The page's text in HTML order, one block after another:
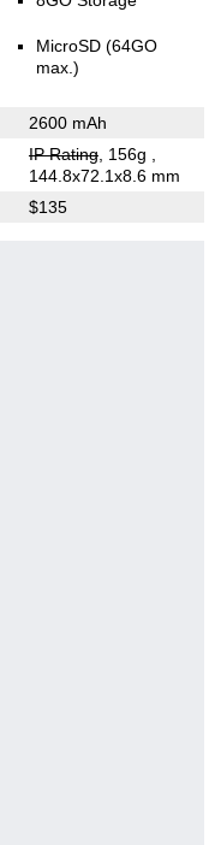
MicroSD (64GO
max.)
2600 mAh
IP Rating, 156g
144.8x72.1x8.6 mm
$135